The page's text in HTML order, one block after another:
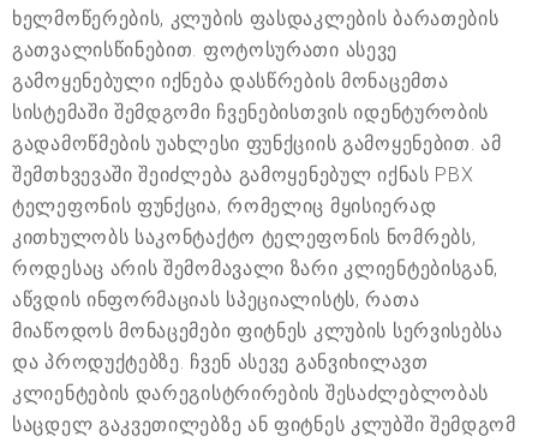
ხელმოწერების, კლუბის ფასდაკლების ბარათების
გათვალისწინებით. ფოტოსურათი ასევე
გამოყენებული იქნება დასწრების მონაცემთა
სისტემაში შემდგომი ჩვენებისთვის იდენტურობის
გადამოწმების უახლესი ფუნქციის გამოყენებით. ამ
შემთხვევაში შეიძლება გამოყენებულ იქნას PBX
ტელეფონის ფუნქცია, რომელიც მყისიერად
კითხულობს საკონტაქტო ტელეფონის ნომრებს,
როდესაც არის შემომავალი ზარი კლიენტებისგან,
აწვდის ინფორმაციას სპეციალისტს, რათა
მიაწოდოს მონაცემები ფიტნეს კლუბის სერვისებსა
და პროდუქტებზე. ჩვენ ასევე განვიხილავთ
კლიენტების დარეგისტრირების შესაძლებლობას
საცდელ გაკვეთილებზე ან ფიტნეს კლუბში შემდგომ